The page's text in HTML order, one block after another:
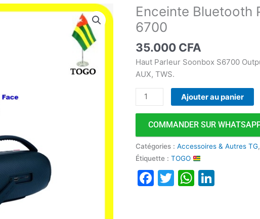
Enceinte Bluetooth
6700
35.000 CFA
Haut Parleur Soonbox S6700
AUX, TWS.
quantité
de
Enceinte
Bluetooth
Portable
SOONBOX
6700
Ajouter au panier
COMMANDER SUR
Catégories :Accessoires & Autres TG
Étiquette :TOGO
Facebook
Twitter